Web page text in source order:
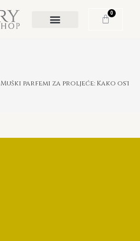
0
Muški parfemi za proljeće: Kako